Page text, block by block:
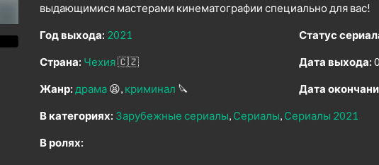
выдающимися мастерами кинематографии специально для вас!
Год выхода: 2021
Страна: Чехия🇨🇿
Жанр: драма 😫 криминал 🔪
Статус
Дата выхода:
Дата
В категориях: Зарубежные сериалы Сериалы Сериалы 2021
В ролях: